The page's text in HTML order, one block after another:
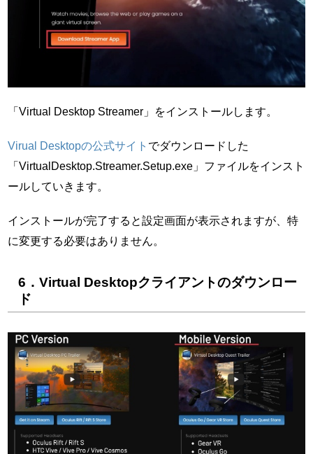
「Virtual Desktop Streamer」をインストールします。
Virual Desktopの公式サイト でダウンロードした
「VirtualDesktop.Streamer.Setup.exe」ファイルをインスト
ールしていきます。
インストールが完了すると設定画面が表示されますが、特
に変更する必要はありません。
6．Virtual Desktopクライアントのダウンロー
ド